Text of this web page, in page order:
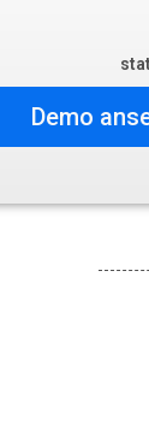
Demo